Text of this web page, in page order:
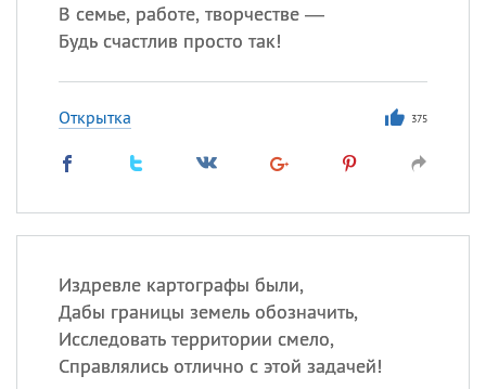
В семье, работе, творчестве —
Будь счастлив просто так!
Открытка 375
Издревле картографы были,
Дабы границы земель обозначить,
Исследовать территории смело,
Справлялись отлично с этой задачей!